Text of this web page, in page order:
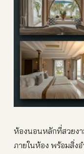
ห้องนอนหลักที่สวย
ภายในห้อง พร้อมสิ่ง